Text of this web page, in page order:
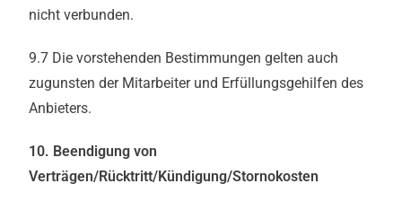
nicht verbunden.
9.7 Die vorstehenden Bestimmungen gelten auch
zugunsten der Mitarbeiter und Erfüllungsgehilfen des
Anbieters.
10. Beendigung von
Verträgen/Rücktritt/Kündigung/Stornokosten